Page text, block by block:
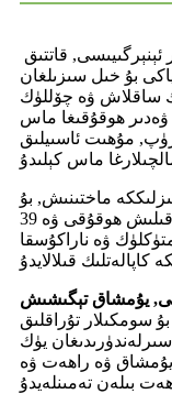
ئېنېرگىيىسى, قاتتىق
بۇ خىل سىزىلغان
ساقلاش ۋە چۆللۈك
ۋەدىر ھوقۇقىغا ماس
مۇھىت ئاسىيلىق
ماختىنىش, بۇ
سومكىلارنى ئايرىم-ئۆزىگە كاپالەتلىك قىلىش ھوقۇقى ۋە 39n ۋە
ۋە ناراكۇسقا
سومكىلار تۇراقلىق
يۈك
يۇمشاق ۋە راھەت ۋە